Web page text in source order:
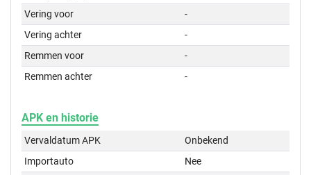
Vering voor
-
Vering achter
-
Remmen voor
-
Remmen achter
-
APK en historie
Vervaldatum APK
Onbekend
Importauto
Nee